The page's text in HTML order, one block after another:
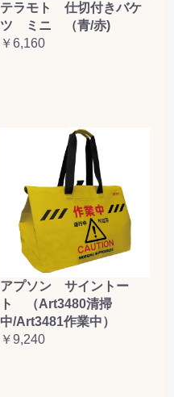
テラモト 仕切付きバケ
ツ ミニ （青/赤)
￥6,160
アプソン サイントー
ト （Art3480清掃
中/Art3481作業中）
￥9,240